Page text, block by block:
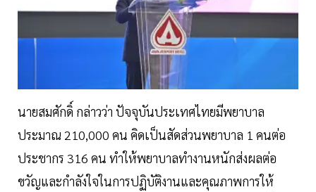
นายสมศักดิ์ กล่าวว่า ปัจจุบันประเทศไทยมีพยาบาล
ประมาณ 210,000 คน คิดเป็นสัดส่วนพยาบาล 1 คนต่อ
ประชากร 316 คน ทำให้พยาบาลทำงานหนักส่งผลต่อ
ขวัญและกำลังใจในการปฏิบัติงานและคุณภาพการให้